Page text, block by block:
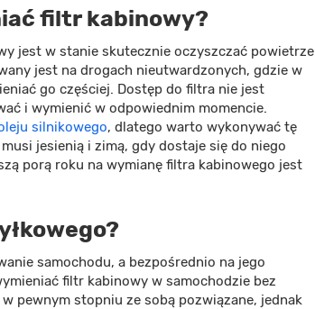
filtr kabinowy?
jest w stanie skutecznie oczyszczać powietrze
jest na drogach nieutwardzonych, gdzie w
go częściej. Dostęp do filtra nie jest
i wymienić w odpowiednim momencie.
silnikowego, dlatego warto wykonywać tę
jesienią i zimą, gdy dostaje się do niego
porą roku na wymianę filtra kabinowego jest
samochodu, a bezpośrednio na jego
filtr kabinowy w samochodzie bez
pewnym stopniu ze sobą pozwiązane, jednak